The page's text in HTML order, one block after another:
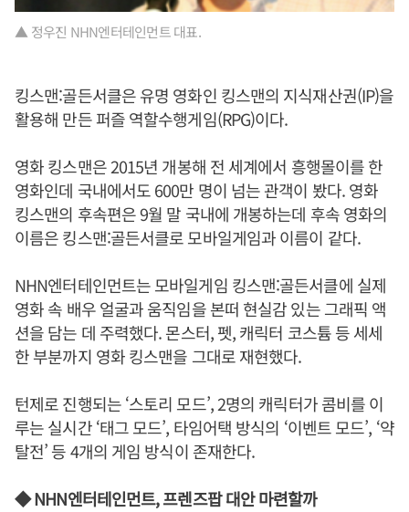
▲ 정우진 NHN엔터테인먼트 대표.
킹스맨:골든서클은 유명 영화인 킹스맨의 지식재산권(IP)을
활용해 만든 퍼즐 역할수행게임(RPG)이다.
영화 킹스맨은 2015년 개봉해 전 세계에서 흥행몰이를 한
영화인데 국내에서도 600만 명이 넘는 관객이 봤다. 영화
킹스맨의 후속편은 9월 말 국내에 개봉하는데 후속 영화의
이름은 킹스맨:골든서클로 모바일게임과 이름이 같다.
NHN엔터테인먼트는 모바일게임 킹스맨:골든서클에 실제
영화 속 배우 얼굴과 움직임을 본떠 현실감 있는 그래픽 액
션을 담는 데 주력했다. 몬스터, 펫, 캐릭터 코스튬 등 세세
한 부분까지 영화 킹스맨을 그대로 재현했다.
턴제로 진행되는 ‘스토리 모드’, 2명의 캐릭터가 콤비를 이
루는 실시간 ‘태그 모드’, 타임어택 방식의 ‘이벤트 모드’, ‘약
탈전’ 등 4개의 게임 방식이 존재한다.
◆ NHN엔터테인먼트, 프렌즈팝 대안 마련할까